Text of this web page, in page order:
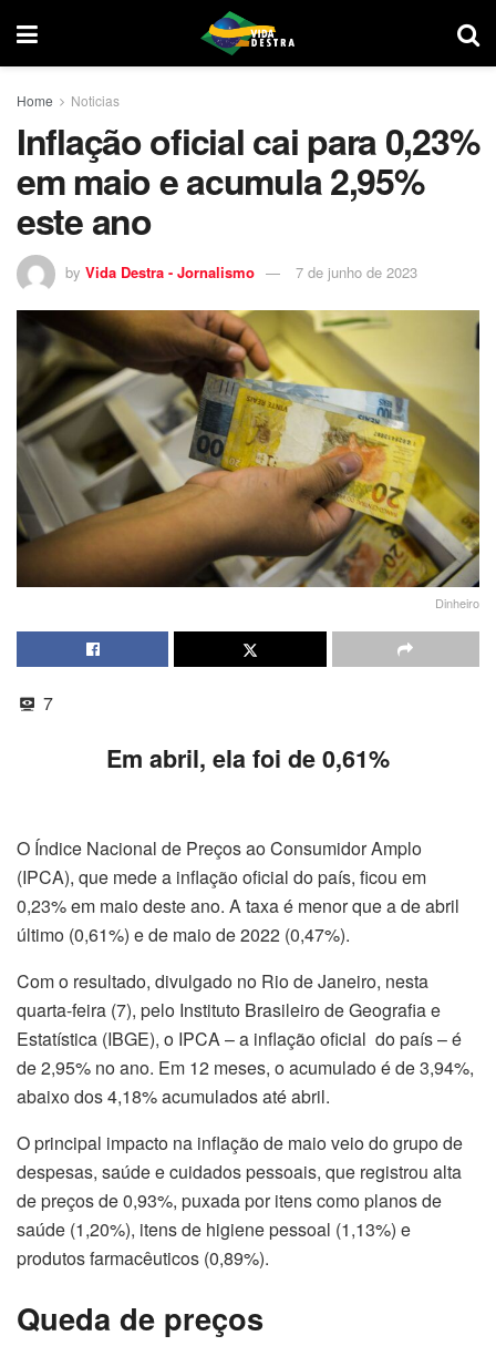
Home Noticias
Inflação oficial cai para 0,23%
em maio e acumula 2,95%
este ano
by Vida Destra - Jornalismo 7 de junho de 2023
Dinheiro
7
Em abril, ela foi de 0,61%
O Índice Nacional de Preços ao Consumidor Amplo
(IPCA), que mede a inflação oficial do país, ficou em
0,23% em maio deste ano. A taxa é menor que a de abril
último (0,61%) e de maio de 2022 (0,47%).
Com o resultado, divulgado no Rio de Janeiro, nesta
quarta-feira (7), pelo Instituto Brasileiro de Geografia e
Estatística (IBGE), o IPCA – a inflação oficial do país – é
de 2,95% no ano. Em 12 meses, o acumulado é de 3,94%,
abaixo dos 4,18% acumulados até abril.
O principal impacto na inflação de maio veio do grupo de
despesas, saúde e cuidados pessoais, que registrou alta
de preços de 0,93%, puxada por itens como planos de
saúde (1,20%), itens de higiene pessoal (1,13%) e
produtos farmacêuticos (0,89%).
Queda de preços